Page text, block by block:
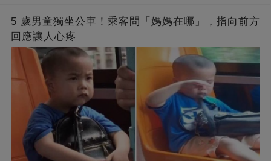
5 歲男童獨坐公車！乘客問「媽媽在哪」，指向前方
回應讓人心疼